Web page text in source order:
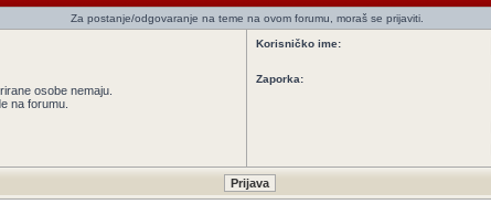
Za postanje/odgovaranje na teme na ovom forumu, moraš se prijaviti.
osobe nemaju.
na forumu.
Korisničko ime:
Zaporka: